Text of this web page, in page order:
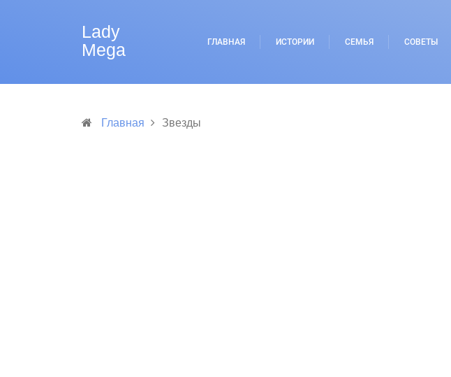
Lady
Mega
ГЛАВНАЯ ИСТОРИИ СЕМЬЯ СОВЕТЫ
Главная Звезды